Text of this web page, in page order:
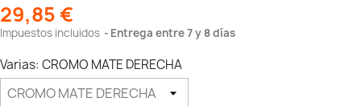
29,85 €
Impuestos incluidos Entrega entre 7 y 8 días
Varias: CROMO MATE DERECHA